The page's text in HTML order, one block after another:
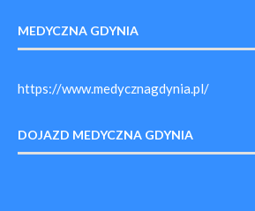
MEDYCZNA GDYNIA
https://www.medycznagdynia.pl/
DOJAZD MEDYCZNA GDYNIA